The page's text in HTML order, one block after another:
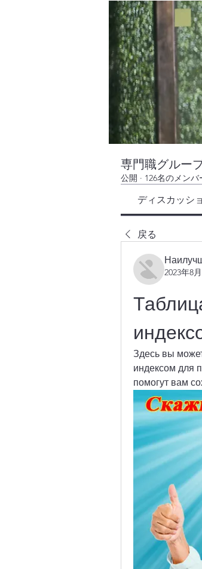
専門職グルー
公開 · 126名のメンバ
ディスカッシ
戻る
2023年8
Здесь вы
индексом для
помогут вам